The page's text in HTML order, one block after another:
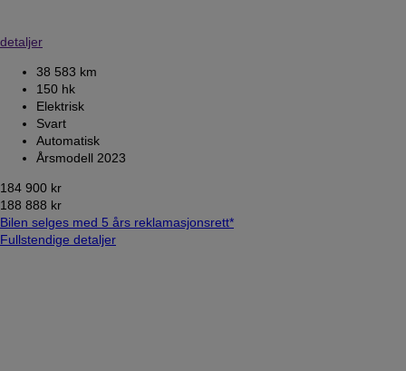
detaljer
38 583 km
150 hk
Elektrisk
Svart
Automatisk
Årsmodell 2023
184 900 kr
188 888 kr
Bilen selges med 5 års reklamasjonsrett*
Fullstendige detaljer